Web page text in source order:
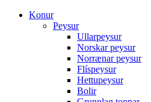
Konur
Peysur
Ullarpeysur
Norskar peysur
Norrænar peysur
Flíspeysur
Hettupeysur
Bolir